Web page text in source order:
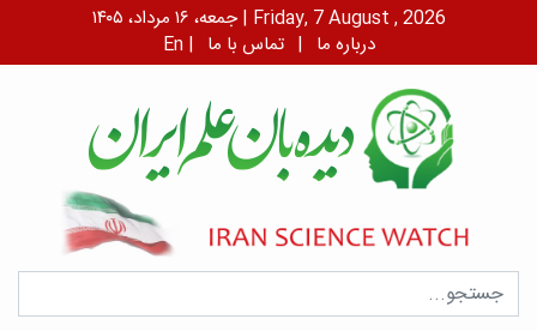
جمعه، ۱۶ مرداد، ۱۴۰۵ | Friday, 7 August , 2026
En | درباره ما | تماس با ما